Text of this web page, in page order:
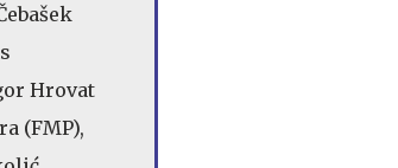
Hrovat
(FMP),